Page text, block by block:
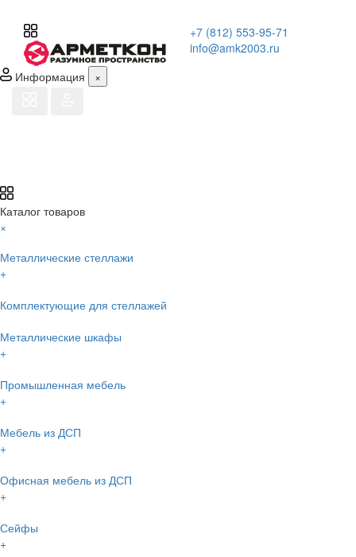
+7 (812) 553-95-71
info@amk2003.ru
Информация
×
Каталог товаров
×
Металлические стеллажи
+
Комплектующие для стеллажей
Металлические шкафы
+
Промышленная мебель
+
Мебель из ДСП
+
Офисная мебель из ДСП
+
Сейфы
+